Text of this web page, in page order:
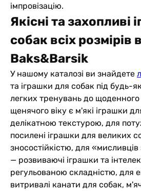
імпровізацію.
Якісні та захопливі
собак всіх розмірів в
Baks&Barsik
У нашому каталозі ви знайдете
та іграшки для собак під будь-
легких тренувань до
щенячого віку є м'які іграшки
делікатною текстурою, для
посилені іграшки для великих
зносостійкістю, для
— розвиваючі іграшки та
регульованою складністю, для
витривалі канати для собак,